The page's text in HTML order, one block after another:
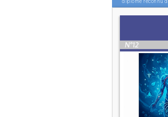
diplôme reconnu